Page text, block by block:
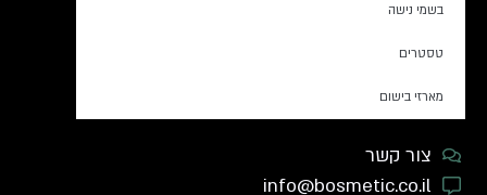
בשמי נישה
טסטרים
מארזי בישום
צור קשר
info@bosmetic.co.il